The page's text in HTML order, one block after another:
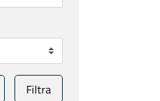
Filtra